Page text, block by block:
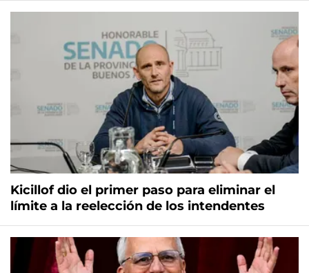
Kicillof dio el primer paso para eliminar el
límite a la reelección de los intendentes